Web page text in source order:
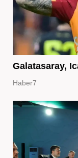
Galatasaray,
Haber7